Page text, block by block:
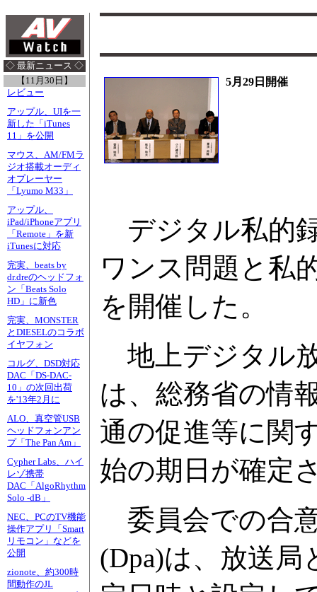
◇ 最新ニュース ◇
【11月30日】
レビュー
アップル、UIを一
新した「iTunes
11」を公開
マウス、AM/FMラ
ジオ搭載オーディ
オプレーヤー
「Lyumo M33」
アップル、
iPad/iPhoneアプリ
「Remote」を新
iTunesに対応
完実、beats by
dr.dreのヘッドフォ
ン「Beats Solo
HD」に新色
完実、MONSTER
とDIESELのコラボ
イヤフォン
コルグ、DSD対応
DAC「DS-DAC-
10」の次回出荷
を'13年2月に
ALO、真空管USB
ヘッドフォンアン
プ「The Pan Am」
Cypher Labs、ハイ
レゾ携帯
DAC「AlgoRhythm
Solo -dB」
NEC、PCのTV機能
操作アプリ「Smart
リモコン」などを
公開
zionote、約300時
間動作のJL
5月29日開催
デジタル私的
ワンス問題と私
を開催した。
地上デジタル
は、総務省の情
通の促進等に関
始の期日が確定
委員会での合
(Dpa)は、放送